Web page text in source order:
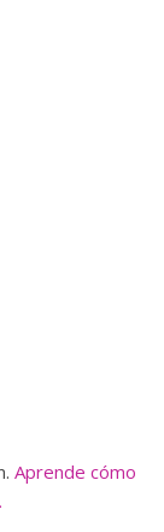
Aprende cómo